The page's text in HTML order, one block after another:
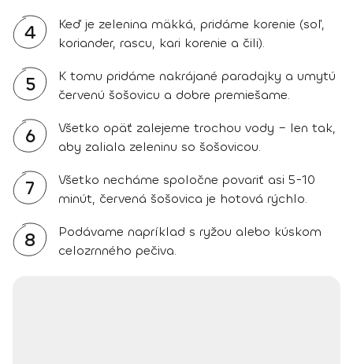
4
Keď je zelenina mäkká, pridáme korenie (soľ,
koriander, rascu, kari korenie a čili).
5
K tomu pridáme nakrájané paradajky a umytú
červenú šošovicu a dobre premiešame.
6
Všetko opäť zalejeme trochou vody – len tak,
aby zaliala zeleninu so šošovicou.
7
Všetko necháme spoločne povariť asi 5-10
minút, červená šošovica je hotová rýchlo.
8
Podávame napríklad s ryžou alebo kúskom
celozrnného pečiva.